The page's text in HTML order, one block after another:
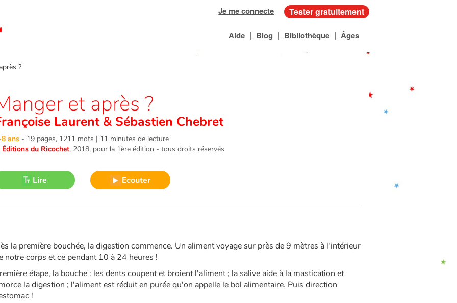
Je me connecte Tester gratuitement
Aide | Blog | Bibliothèque | Âges
?
et après ?
Laurent & Sébastien Chebret
ans - 19 pages, 1211 mots | 11 minutes de lecture
Éditions du Ricochet, 2018, pour la 1ère édition - tous droits réservés
Lire Ecouter
la première bouchée, la digestion commence. Un aliment voyage sur près de 9 mètres à l'intérieur
notre corps et ce pendant 10 à 24 heures !
étape, la bouche : les dents coupent et broient l'aliment ; la salive aide à la mastication et
la digestion ; l'aliment est réduit en purée qu'on appelle le bol alimentaire. Puis direction
!